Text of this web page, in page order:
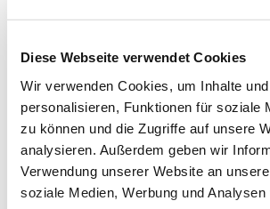
Diese Webseite verwendet Cookies
Wir verwenden Cookies, um Inhalte
personalisieren, Funktionen für soziale
zu können und die Zugriffe auf unsere
analysieren. Außerdem geben wir
Verwendung unserer Website an
soziale Medien, Werbung und
Gemeindebüro für die esm
Römerstraße 57
45772 Marl
Tel.02365 - 96 03 0
E-mail:re-kg-marl-stadt-
kirchengemeinde@ekvw.de